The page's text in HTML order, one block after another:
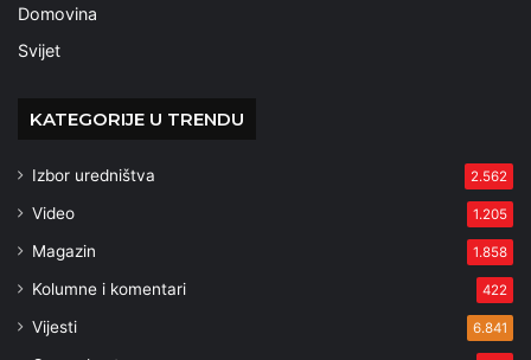
Domovina
Svijet
KATEGORIJE U TRENDU
Izbor uredništva 2.562
Video 1.205
Magazin 1.858
Kolumne i komentari 422
Vijesti 6.841